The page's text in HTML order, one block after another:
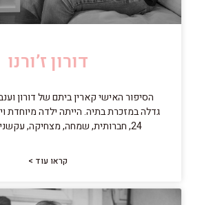
דורון ז’ורנו
הסיפור האישי קארין ביתם של דורון
גדלה במזכרת בתיה. הייתה ילדה מיוחדת
24, חברותית, שמחה, מצחיקה, עקשנית ובעיקר די
קראו עוד >